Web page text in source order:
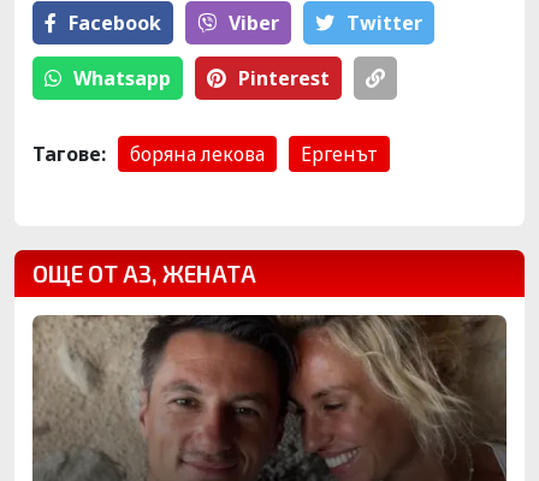
Facebook Viber Тwitter
Whatsapp Pinterest
Тагове: боряна лекова Ергенът
ОЩЕ ОТ АЗ, ЖЕНАТА